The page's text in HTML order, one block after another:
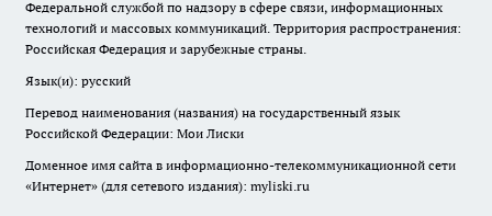
Федеральной службой по надзору в сфере связи, информационных
технологий и массовых коммуникаций. Территория распространения:
Российская Федерация и зарубежные страны.
Язык(и): русский
Перевод наименования (названия) на государственный язык
Российской Федерации: Мои Лиски
Доменное имя сайта в информационно-телекоммуникационной сети
«Интернет» (для сетевого издания): myliski.ru